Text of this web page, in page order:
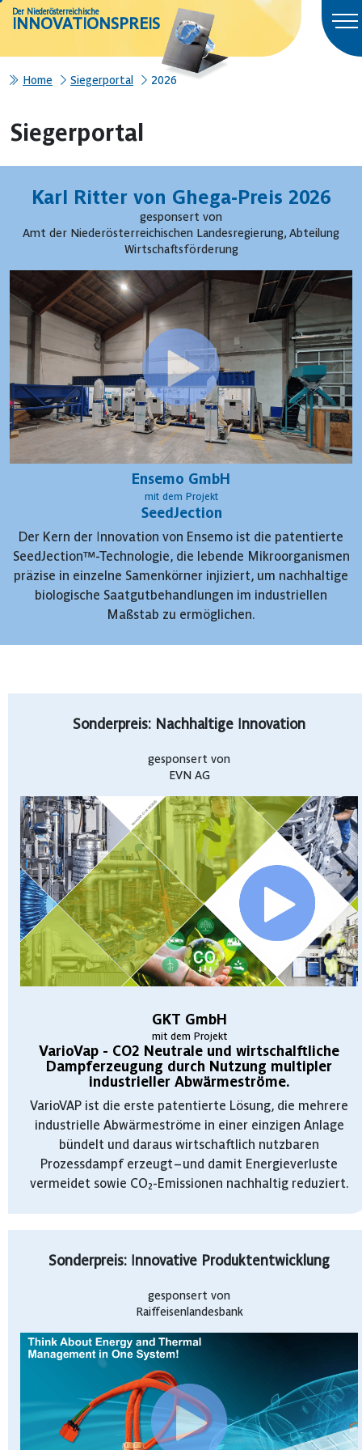
Der Niederösterreichische
INNOVATIONSPREIS
Home Siegerportal 2026
Siegerportal
Karl Ritter von Ghega-Preis 2026
gesponsert von
Amt der Niederösterreichischen Landesregierung, Abteilung
Wirtschaftsförderung
Ensemo GmbH
mit dem Projekt
SeedJection
Der Kern der Innovation von Ensemo ist die patentierte
SeedJection™-Technologie, die lebende Mikroorganismen
präzise in einzelne Samenkörner injiziert, um nachhaltige
biologische Saatgutbehandlungen im industriellen
Maßstab zu ermöglichen.
Sonderpreis: Nachhaltige Innovation
gesponsert von
EVN AG
GKT GmbH
mit dem Projekt
VarioVap - CO2 Neutrale und wirtschalftliche
Dampferzeugung durch Nutzung multipler
industrieller Abwärmeströme.
VarioVAP ist die erste patentierte Lösung, die mehrere
industrielle Abwärmeströme in einer einzigen Anlage
bündelt und daraus wirtschaftlich nutzbaren
Prozessdampf erzeugt – und damit Energieverluste
vermeidet sowie CO₂-Emissionen nachhaltig reduziert.
Sonderpreis: Innovative Produktentwicklung
gesponsert von
Raiffeisenlandesbank